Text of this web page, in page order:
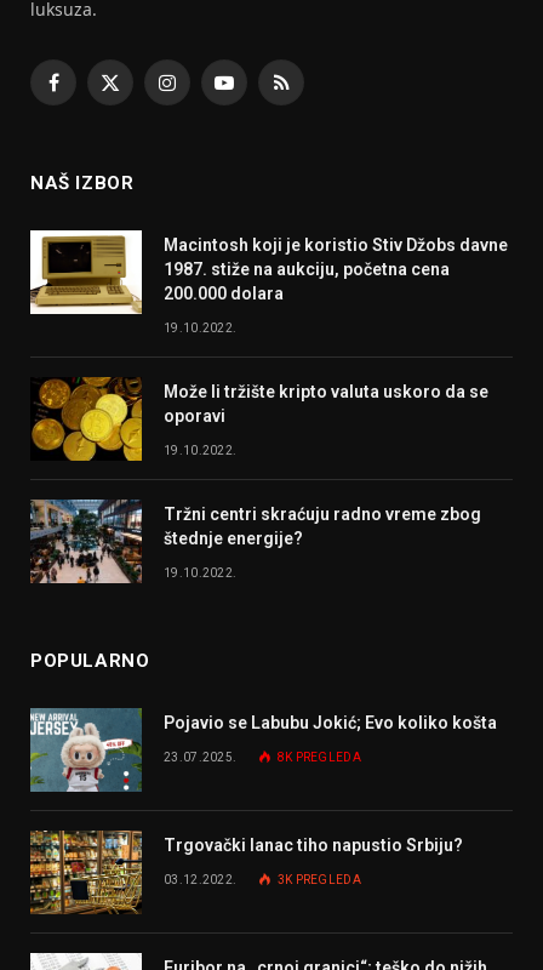
luksuza.
Facebook
X
InstagramYouTubeRSS
NAŠ IZBOR
Macintosh koji je koristio Stiv Džobs davne
1987. stiže na aukciju, početna cena
200.000 dolara
19.10.2022.
Može li tržište kripto valuta uskoro da se
oporavi
19.10.2022.
Tržni centri skraćuju radno vreme zbog
štednje energije?
19.10.2022.
POPULARNO
Pojavio se Labubu Jokić; Evo koliko košta
23.07.2025. 8K PREGLEDA
Trgovački lanac tiho napustio Srbiju?
03.12.2022. 3K PREGLEDA